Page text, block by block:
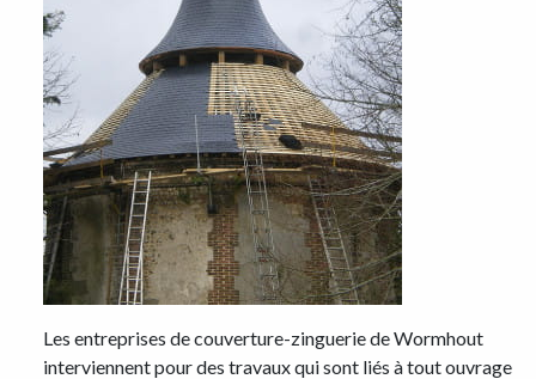
Les entreprises de couverture-zinguerie de Wormhout
interviennent pour des travaux qui sont liés à tout ouvrage